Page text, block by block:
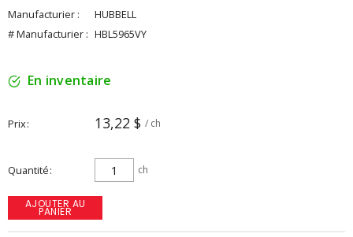
Manufacturier :
HUBBELL
# Manufacturier : HBL5965VY
En inventaire
Prix 13,22 $ / ch
Quantité ch
AJOUTER AU
PANIER